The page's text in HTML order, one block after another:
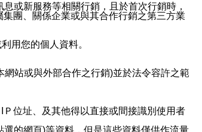
或新服務等相關行銷，且於首次行銷時，
團、關係企業或與其合作行銷之第三方業
用您的個人資料。
站或與外部合作之行銷)並於法令容許之範
位址、及其他得以直接或間接識別使用者
的網頁)等資料，但是這些資料僅供作流量